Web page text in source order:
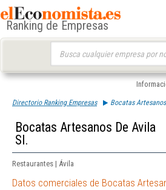
Ranking de Empresas
Directorio Ranking Empresas Bocatas
Bocatas Artesanos De Avila
Sl.
Restaurantes | Ávila
Datos comerciales de Bocatas